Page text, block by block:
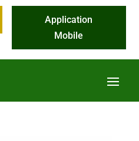
Application
Mobile